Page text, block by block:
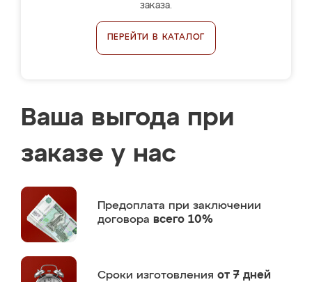
заказа.
ПЕРЕЙТИ В КАТАЛОГ
Ваша выгода при
заказе у нас
Предоплата при заключении
договора всего 10%
Сроки изготовления от 7 дней